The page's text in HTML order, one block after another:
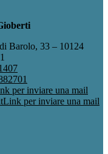
Barolo, 33 – 10124
per inviare una mail
Link per inviare una mail